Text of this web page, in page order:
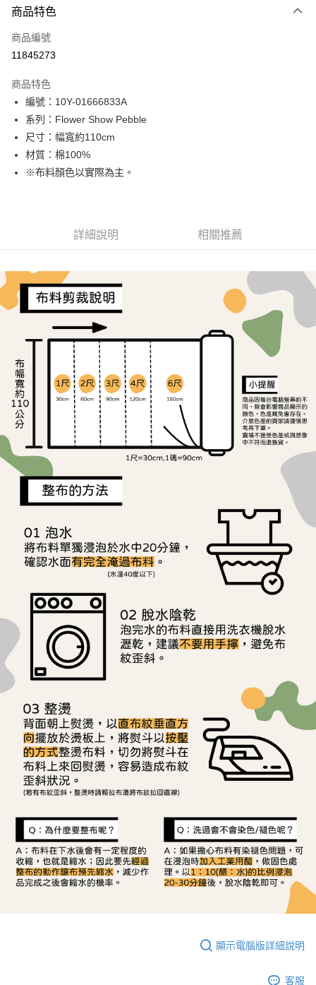
信用卡一次付款
超商取貨付款
Apple Pay
街口支付
Google Pay
AFTEE先享後付
３．安心：先確認商品／服務後，再付款。
【「AFTEE先享後付」結帳流程】
１．於結帳方式選擇「AFTEE先享後付」後，將跳轉至「AFTEE先享後付」
結帳頁面，進行簡訊認證並確認金額後，即可完成結帳。
２．訂單成立數日內，您將收到繳費通知簡訊。
３．收到繳費通知簡訊後14天內，點擊此簡訊中的連結，可透過四大超商／
ATM／網路銀行／等多元方式進行付款，方視為交易完成。
※ 請注意：結帳手續完成當下不需立刻繳費，但若您需要取消訂單，請聯絡
購買商品的店家。未經商家同意取消之訂單仍視為有效，需透過AFTEE先享
後付繳納相關費用。
※ 交易是否成功請以「AFTEE先享後付 」之結帳頁面顯示為準，若有關於
是否繳費成功／繳費後需取消欲退款等相關疑問，請聯繫「AFTEE先享後付
客戶支援中心」 https://netprotections.freshdesk.com/support/home
【注意事項】
１．透過由恩沛科技股份有限公司提供之「AFTEE先享後付」服務完成之交
易，需依本服務之必要範圍內提供個人資料，並將交易相關給付款項請求債
權轉讓予恩沛科技股份有限公司。
https://aftee.tw/terms/#terms3
３．未成年的使用者請事先徵得法定代理人或監護人之同意方可使用
「AFTEE先享後付」，若未經同意申辦者引起之損失，本公司不負相關責
任。
４．使用「AFTEE先享後付」時，將依據個別帳號之用戶狀況，依本公司即
時審查核予不同之上限額度；若仍有額度不足之情形，本公司將視審查結果
請求用戶進行身份認證。
５．嚴禁一人註冊多個帳號或使用他人資訊註冊。若發現惡意使用之情形，
恩沛科技股份有限公司將有權停止該用戶之使用額度並採取法律行動。
全家取貨付款
每筆NT$65，滿NT$1,500(含以上)免運費
7-11取貨付款
每筆NT$65，滿NT$1,500(含以上)免運費
宅配
每筆NT$150，滿NT$1,500(含以上)免運費
離島宅配
商品特色
商品編號
11845273
商品特色
編號：10Y-01666833A
系列：Flower Show Pebble
尺寸：幅寬約110cm
材質：棉100%
※布料顏色以實際為主。
詳細說明 相關推薦
顯示電腦版詳細說明
客服